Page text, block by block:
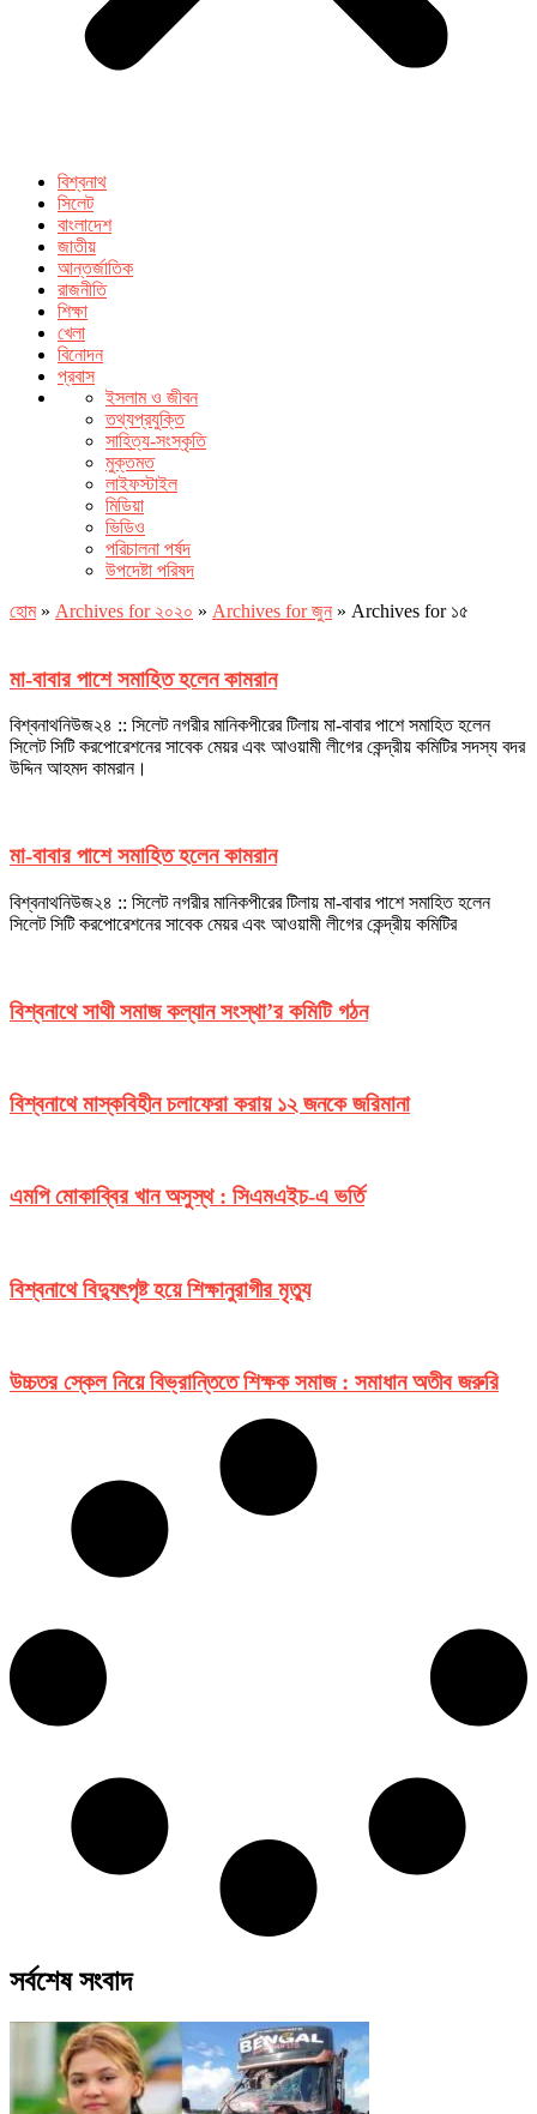
বিশ্বনাথ
সিলেট
বাংলাদেশ
জাতীয়
আন্তর্জাতিক
রাজনীতি
শিক্ষা
খেলা
বিনোদন
প্রবাস
ইসলাম ও জীবন
তথ্যপ্রযুক্তি
সাহিত্য-সংস্কৃতি
মুক্তমত
লাইফস্টাইল
মিডিয়া
ভিডিও
পরিচালনা পর্ষদ
উপদেষ্টা পরিষদ
হোম» Archives for ২০২০ » Archives for জুন » Archives for ১৫
মা-বাবার পাশে সমাহিত হলেন কামরান
বিশ্বনাথনিউজ২৪ :: সিলেট নগরীর মানিকপীরের টিলায় মা-বাবার পাশে সমাহিত হলেন
সিলেট সিটি করপোরেশনের সাবেক মেয়র এবং আওয়ামী লীগের কেন্দ্রীয় কমিটির সদস্য বদর
উদ্দিন আহমদ কামরান।
মা-বাবার পাশে সমাহিত হলেন কামরান
বিশ্বনাথনিউজ২৪ :: সিলেট নগরীর মানিকপীরের টিলায় মা-বাবার পাশে সমাহিত হলেন
সিলেট সিটি করপোরেশনের সাবেক মেয়র এবং আওয়ামী লীগের কেন্দ্রীয় কমিটির
বিশ্বনাথে সাথী সমাজ কল্যান সংস্থা’র কমিটি গঠন
বিশ্বনাথে মাস্কবিহীন চলাফেরা করায় ১২ জনকে জরিমানা
এমপি মোকাব্বির খান অসুস্থ‌ : সিএমএইচ-এ ভর্তি
বিশ্বনাথে বিদ্যুৎপৃষ্ট হয়ে শিক্ষানুরাগীর মৃত্যু
উচ্চতর স্কেল নিয়ে বিভ্রান্তিতে শিক্ষক সমাজ : সমাধান অতীব জরুরি
সর্বশেষ সংবাদ